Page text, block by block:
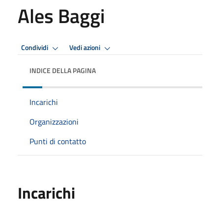
Ales Baggi
Condividi Vedi azioni
INDICE DELLA PAGINA
Incarichi
Organizzazioni
Punti di contatto
Incarichi